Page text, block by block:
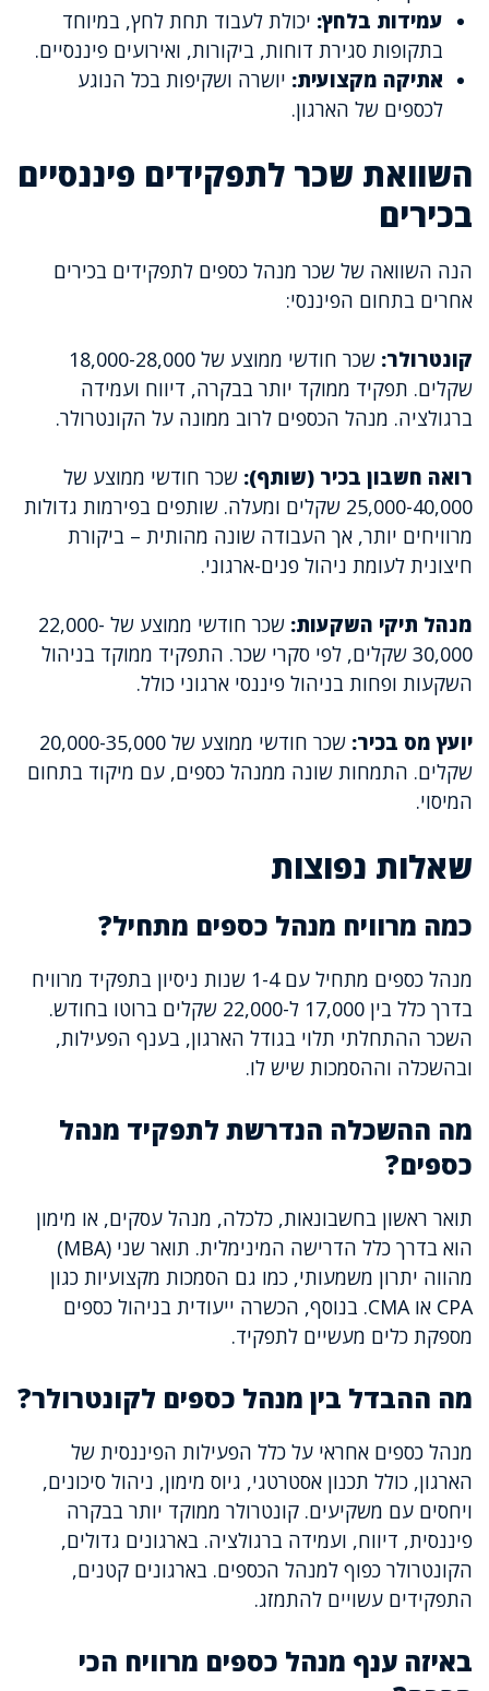
עמידות בלחץ: יכולת לעבוד תחת לחץ, במיוחד
בתקופות סגירת דוחות, ביקורות, ואירועים פיננסיים.
אתיקה מקצועית: יושרה ושקיפות בכל הנוגע
לכספים של הארגון.
השוואת שכר לתפקידים פיננסיים
בכירים
הנה השוואה של שכר מנהל כספים לתפקידים בכירים
אחרים בתחום הפיננסי:
קונטרולר:
שכר חודשי ממוצע של 18,000-28,000
שקלים. תפקיד ממוקד יותר בבקרה, דיווח ועמידה
ברגולציה. מנהל הכספים לרוב ממונה על הקונטרולר.
רואה חשבון בכיר (שותף): שכר חודשי ממוצע של
25,000-40,000 שקלים ומעלה. שותפים בפירמות גדולות
מרוויחים יותר, אך העבודה שונה מהותית – ביקורת
חיצונית לעומת ניהול פנים-ארגוני.
מנהל תיקי השקעות:
שכר חודשי ממוצע של 22,000-
30,000 שקלים, לפי סקרי שכר. התפקיד ממוקד בניהול
השקעות ופחות בניהול פיננסי ארגוני כולל.
יועץ מס בכיר:
שכר חודשי ממוצע של 20,000-35,000
שקלים. התמחות שונה ממנהל כספים, עם מיקוד בתחום
המיסוי.
שאלות נפוצות
כמה מרוויח מנהל כספים מתחיל?
מנהל כספים מתחיל עם 1-4 שנות ניסיון בתפקיד מרוויח
בדרך כלל בין 17,000 ל-22,000 שקלים ברוטו בחודש.
השכר ההתחלתי תלוי בגודל הארגון, בענף הפעילות,
ובהשכלה וההסמכות שיש לו.
מה ההשכלה הנדרשת לתפקיד מנהל
כספים?
תואר ראשון בחשבונאות, כלכלה, מנהל עסקים, או מימון
הוא בדרך כלל הדרישה המינימלית. תואר שני (MBA)
מהווה יתרון משמעותי, כמו גם הסמכות מקצועיות כגון
CPA או CMA. בנוסף, הכשרה ייעודית בניהול כספים
מספקת כלים מעשיים לתפקיד.
מה ההבדל בין מנהל כספים לקונטרולר?
מנהל כספים אחראי על כלל הפעילות הפיננסית של
הארגון, כולל תכנון אסטרטגי, גיוס מימון, ניהול סיכונים,
ויחסים עם משקיעים. קונטרולר ממוקד יותר בבקרה
פיננסית, דיווח, ועמידה ברגולציה. בארגונים גדולים,
הקונטרולר כפוף למנהל הכספים. בארגונים קטנים,
התפקידים עשויים להתמזג.
באיזה ענף מנהל כספים מרוויח הכי